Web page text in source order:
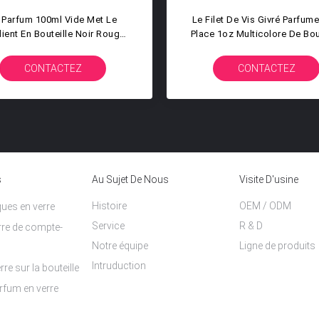
Ont Dirigé La Bouteille De
En Verre Blanche 100ml
UV
CONTACTEZ
Le Jet De Parfum En
Verre Rond Met Les
Décalque 50ml
CONTACTEZ
en verre
en verre
de compte-
sur la bouteille
Au Sujet De Nous
Intruduction
Histoire
Service
Notre équipe
Visite D'usine
Ligne de produits
OEM / ODM
R & D